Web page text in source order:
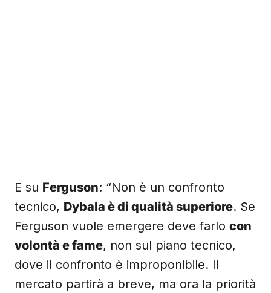
E su Ferguson: “Non è un confronto
tecnico, Dybala è di qualità superiore. Se
Ferguson vuole emergere deve farlo con
volontà e fame, non sul piano tecnico,
dove il confronto è improponibile. Il
mercato partirà a breve, ma ora la priorità